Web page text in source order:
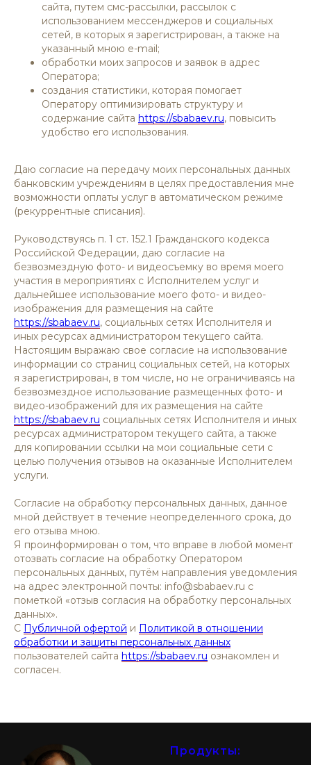
сайта, путем смс-рассылки, рассылок с
использованием мессенджеров и социальных
сетей, в которых я зарегистрирован, а также на
указанный мною e-mail;
обработки моих запросов и заявок в адрес
Оператора;
создания статистики, которая помогает
Оператору оптимизировать структуру и
содержание сайта https://sbabaev.ru, повысить
удобство его использования.
Даю согласие на передачу моих персональных данных
банковским учреждениям в целях предоставления мне
возможности оплаты услуг в автоматическом режиме
(рекуррентные списания).
Руководствуясь п. 1 ст. 152.1 Гражданского кодекса
Российской Федерации, даю согласие на
безвозмездную фото- и видеосъемку во время моего
участия в мероприятиях с Исполнителем услуг и
дальнейшее использование моего фото- и видео-
изображения для размещения на сайте
https://sbabaev.ru, социальных сетях Исполнителя и
иных ресурсах администратором текущего сайта.
Настоящим выражаю свое согласие на использование
информации со страниц социальных сетей, на которых
я зарегистрирован, в том числе, но не ограничиваясь на
безвозмездное использование размещенных фото- и
видео-изображений для их размещения на сайте
https://sbabaev.ru социальных сетях Исполнителя и иных
ресурсах администратором текущего сайта, а также
для копировании ссылки на мои социальные сети с
целью получения отзывов на оказанные Исполнителем
услуги.
Согласие на обработку персональных данных, данное
мной действует в течение неопределенного срока, до
его отзыва мною.
Я проинформирован о том, что вправе в любой момент
отозвать согласие на обработку Оператором
персональных данных, путём направления уведомления
на адрес электронной почты: info@sbabaev.ru с
пометкой «отзыв согласия на обработку персональных
данных».
С Публичной офертой и Политикой в отношении
обработки и защиты персональных данных
пользователей сайта https://sbabaev.ru ознакомлен и
согласен.
Продукты: